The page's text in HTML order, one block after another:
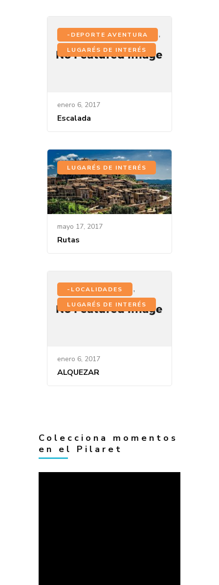
-DEPORTE AVENTURA ,
LUGARÉS DE INTERÉS
enero 6, 2017
Escalada
LUGARÉS DE INTERÉS
mayo 17, 2017
Rutas
-LOCALIDADES ,
LUGARÉS DE INTERÉS
enero 6, 2017
ALQUEZAR
Colecciona momentos
en el Pilaret